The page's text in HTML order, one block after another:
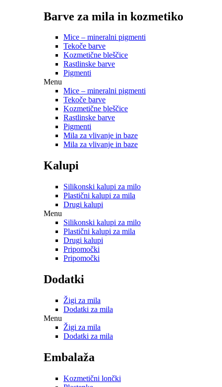
Barve za mila in kozmetiko
Mice – mineralni pigmenti
Tekoče barve
Kozmetične bleščice
Rastlinske barve
Pigmenti
Menu
Mice – mineralni pigmenti
Tekoče barve
Kozmetične bleščice
Rastlinske barve
Pigmenti
Mila za vlivanje in baze
Mila za vlivanje in baze
Kalupi
Silikonski kalupi za milo
Plastični kalupi za mila
Drugi kalupi
Menu
Silikonski kalupi za milo
Plastični kalupi za mila
Drugi kalupi
Pripomočki
Pripomočki
Dodatki
Žigi za mila
Dodatki za mila
Menu
Žigi za mila
Dodatki za mila
Embalaža
Kozmetični lončki